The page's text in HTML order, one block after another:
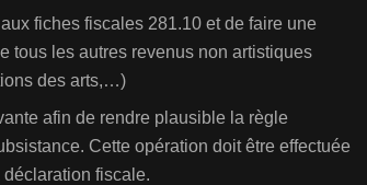
fiches fiscales 281.10 et de faire une
tous les autres revenus non artistiques
des arts,…)
afin de rendre plausible la règle
Cette opération doit être effectuée
fiscale.